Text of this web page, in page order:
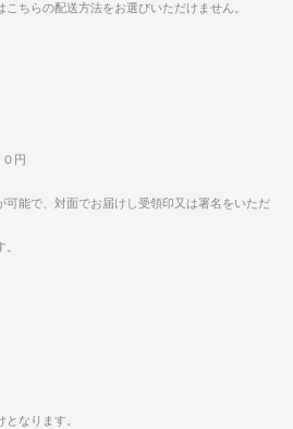
ちらの配送方法をお選びいただけません。
円
可能で、対面でお届けし受領印又は署名をいただ
なります。